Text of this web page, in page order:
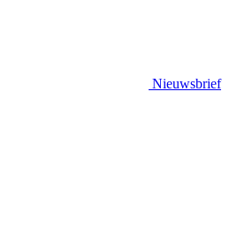
Nieuwsbrief